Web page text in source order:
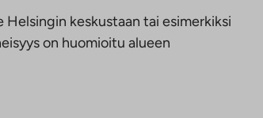
keskustaan tai esimerkiksi
on huomioitu alueen